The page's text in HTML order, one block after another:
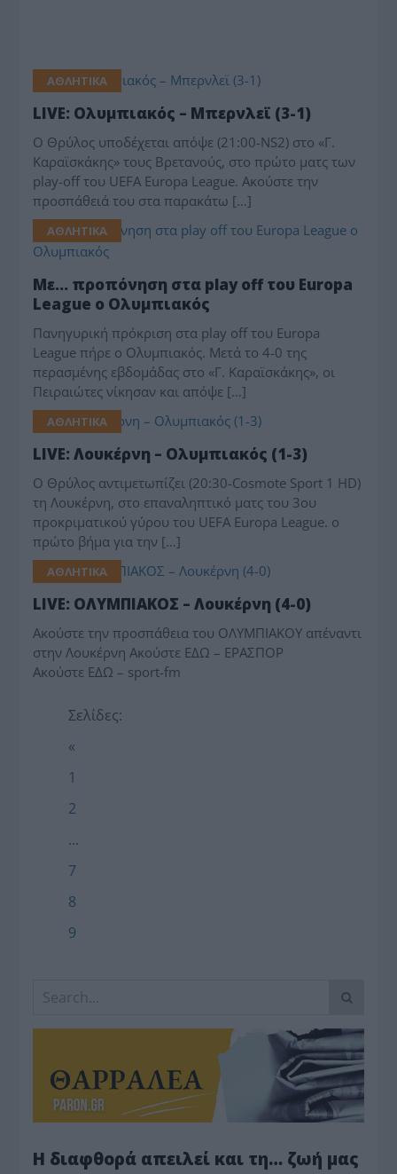
ΑΘΛΗΤΙΚΑ
LIVE: Ολυμπιακός – Μπερνλεϊ (3-1)
Ο Θρύλος υποδέχεται απόψε (21:00-NS2) στο «Γ.
Καραϊσκάκης» τους Βρετανούς, στο πρώτο ματς των
play-off του UEFA Europa League. Ακούστε την
προσπάθειά του στα παρακάτω […]
ΑΘΛΗΤΙΚΑ
Με… προπόνηση στα play off του Europa
League o Ολυμπιακός
Πανηγυρική πρόκριση στα play off του Europa
League πήρε ο Ολυμπιακός. Μετά το 4-0 της
περασμένης εβδομάδας στο «Γ. Καραϊσκάκης», οι
Πειραιώτες νίκησαν και απόψε […]
ΑΘΛΗΤΙΚΑ
LIVE: Λουκέρνη – Ολυμπιακός (1-3)
Ο Θρύλος αντιμετωπίζει (20:30-Cosmote Sport 1 HD)
τη Λουκέρνη, στο επαναληπτικό ματς του 3ου
προκριματικού γύρου του UEFA Europa League. ο
πρώτο βήμα για την […]
ΑΘΛΗΤΙΚΑ
LIVE: ΟΛΥΜΠΙΑΚΟΣ – Λουκέρνη (4-0)
Ακούστε την προσπάθεια του ΟΛΥΜΠΙΑΚΟΥ απέναντι
στην Λουκέρνη Aκούστε ΕΔΩ – ΕΡΑΣΠΟΡ
Aκούστε ΕΔΩ – sport-fm
Σελίδες:
«
1
2
...
7
8
9
Η διαφθορά απειλεί και τη… ζωή μας